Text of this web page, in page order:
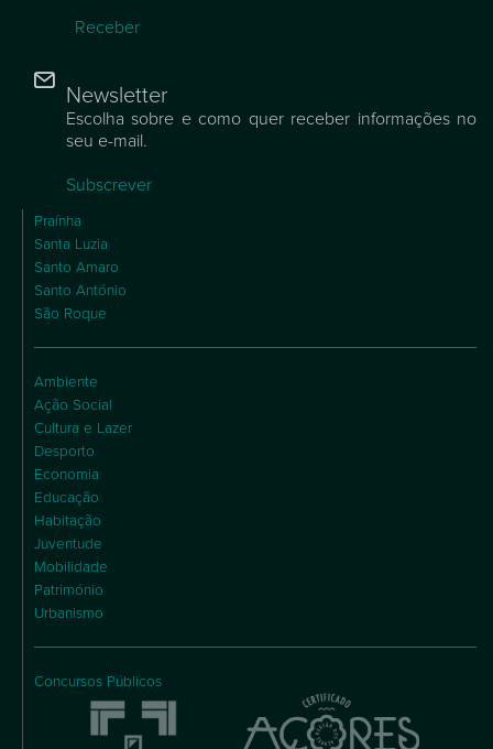
Receber
Newsletter
Escolha sobre e como quer receber informações no
seu e-mail.
Subscrever
Praínha
Santa Luzia
Santo Amaro
Santo António
São Roque
Ambiente
Ação Social
Cultura e Lazer
Desporto
Economia
Educação
Habitação
Juventude
Mobilidade
Património
Urbanismo
Concursos Públicos